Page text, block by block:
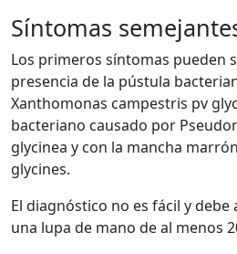
Síntomas
Los primeros síntomas pueden
presencia de la pústula
Xanthomonas campestris pv
bacteriano causado por
glycinea y con la mancha
glycines.
El diagnóstico no es fácil y
una lupa de mano de al menos